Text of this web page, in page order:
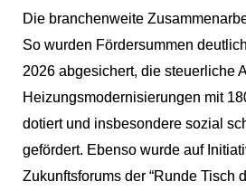
Die branchenweite
So wurden Fördersummen
2026 abgesichert, die steuerliche
Heizungsmodernisierungen mit
dotiert und insbesondere sozial
gefördert. Ebenso wurde auf
Zukunftsforums der “Runde Tisch